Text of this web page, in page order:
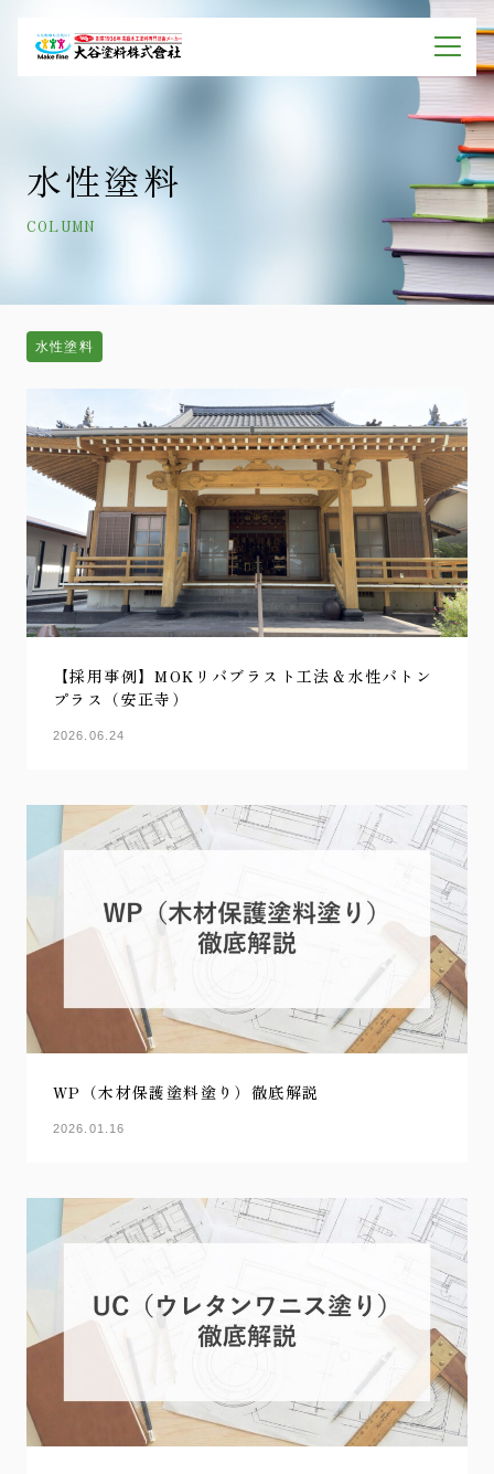
水性塗料
COLUMN
水性塗料
【採用事例】MOKリバブラスト工法＆水性バトン
プラス（安正寺）
2026.06.24
WP（木材保護塗料塗り）徹底解説
2026.01.16